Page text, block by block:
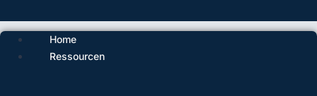
Home
Ressourcen